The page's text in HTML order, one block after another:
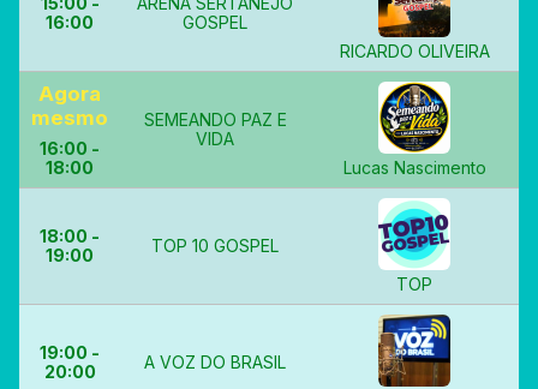
16:00
GOSPEL
RICARDO OLIVEIRA
Agora
mesmo
16:00 -
18:00
SEMEANDO PAZ E
VIDA
Lucas Nascimento
18:00 -
19:00
TOP 10 GOSPEL
TOP
19:00 -
20:00
A VOZ DO BRASIL